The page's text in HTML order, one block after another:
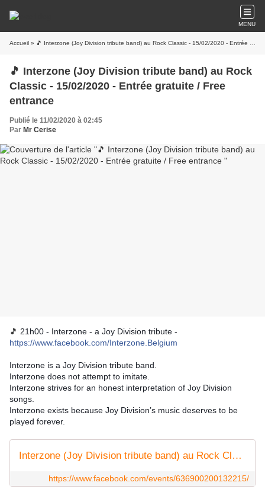
MENU
Accueil » 🎵 Interzone (Joy Division tribute band) au Rock Classic - 15/02/2020 - Entrée gratuite / Free entrance
🎵 Interzone (Joy Division tribute band) au Rock
Classic - 15/02/2020 - Entrée gratuite / Free
entrance
Publié le 11/02/2020 à 02:45
Par Mr Cerise
🎵
https://www.facebook.com/Interzone.Belgium
Interzone is a Joy Division tribute band.
Interzone does not attempt to imitate.
Interzone strives for an honest interpretation of Joy Division
songs.
Interzone exists because Joy Division’s music deserves to be
played forever.
Interzone (Joy Division tribute band) au Rock Classic
https://www.facebook.com/events/636900200132215/